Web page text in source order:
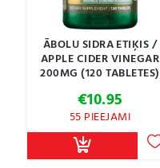
ĀBOLU SIDRA ETIĶIS /
APPLE CIDER VINEGAR
200MG (120 TABLETES)
€10.95
55 PIEEJAMI